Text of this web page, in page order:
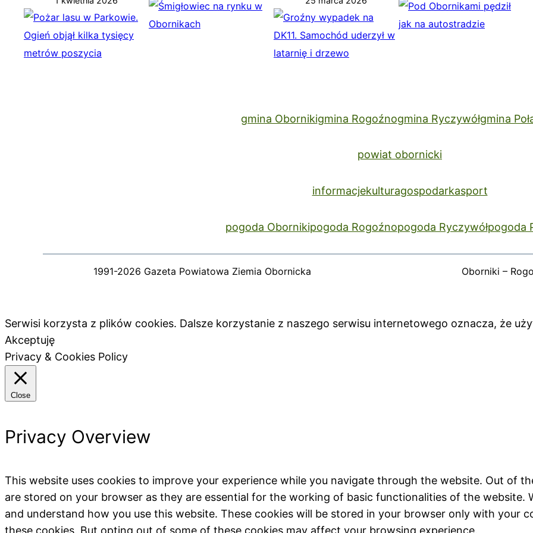
gmina Obornikigmina Rogoźnogmina Ryczywółgmina
powiat obornicki
informacjekulturagospodarkasport
pogoda Obornikipogoda Rogoźnopogoda Ryczywółpogoda
1991-2026 Gazeta Powiatowa Ziemia Obornicka Oborniki –
Serwisi korzysta z plików cookies. Dalsze korzystanie z naszego serwisu internetowego oznacza, że
Akceptuję
Privacy & Cookies Policy
Close
Privacy Overview
This website uses cookies to improve your experience while you navigate through the website. Out of
are stored on your browser as they are essential for the working of basic functionalities of the website.
and understand how you use this website. These cookies will be stored in your browser only with your
these cookies. But opting out of some of these cookies may affect your browsing experience.